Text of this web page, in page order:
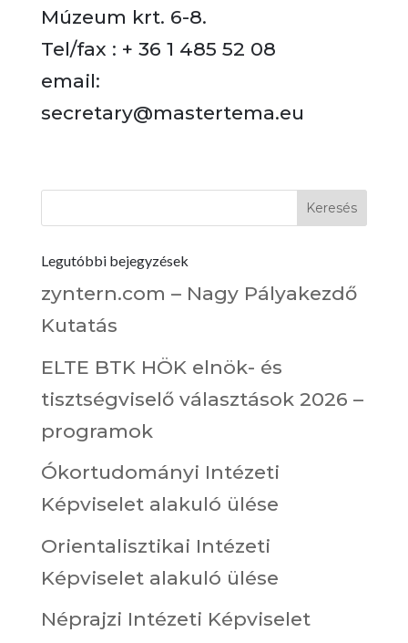
Múzeum krt. 6-8.
Tel/fax : + 36 1 485 52 08
email:
secretary@mastertema.eu
Legutóbbi bejegyzések
zyntern.com – Nagy Pályakezdő
Kutatás
ELTE BTK HÖK elnök- és
tisztségviselő választások 2026 –
programok
Ókortudományi Intézeti
Képviselet alakuló ülése
Orientalisztikai Intézeti
Képviselet alakuló ülése
Néprajzi Intézeti Képviselet